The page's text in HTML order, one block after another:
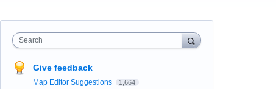
Search
Give feedback
Map Editor Suggestions 1,664